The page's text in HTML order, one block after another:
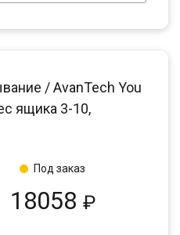
/ AvanTech You
ящика 3-10,
18058 ₽
Под заказ